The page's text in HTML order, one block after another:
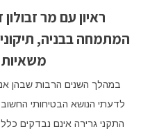
המתמחה בבניה,
משאיות
במהלך השנים הרבות שבהן
לדעתי הנושא הבטיחותי
התקני גרירה אינם נבדקים